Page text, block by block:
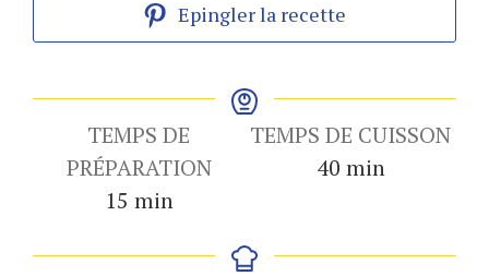
Epingler la recette
TEMPS DE
PRÉPARATION
15 minutes
min
TEMPS DE CUISSON
40minutes
min